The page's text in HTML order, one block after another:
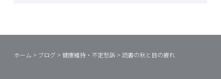
ホーム > ブログ >健康維持・不定愁訴 > 読書の秋と目の疲れ